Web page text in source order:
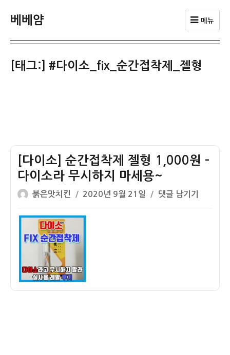
베베얌 메뉴
[태그:] #다이소_fix_순간접착제_젤형
[다이소] 순간접착제 젤형 1,000원 –
다이소라 무시하지 마세용~
글
쓴
이
붉은맛치킨
작
성
일
2020년 9월 21일
[다
이
댓글 남기기